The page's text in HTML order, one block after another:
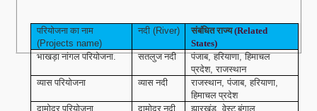
परियोजना का नाम
(Projects name)
नदी (River) संबंधित राज्य(Related
States)
भाखड़ा नांगल परियोजना. सतलुज नदी पंजाब,हरियाणा,हिमाचल
प्रदेश,राजस्थान
व्यास परियोजना
व्यास नदी राजस्थान,पंजाब,हरियाणा,
हिमाचल प्रदेश
दामोदर परियोजना
दामोदर नदी झारखंड,वेस्ट बंगाल